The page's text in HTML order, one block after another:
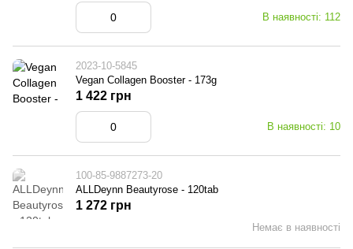
В наявності: 112
2023-10-5845
Vegan Collagen Booster - 173g
В наявності: 10
1 422 грн
100-85-9887273-20
ALLDeynn Beautyrose - 120tab
Немає в наявності
1 272 грн